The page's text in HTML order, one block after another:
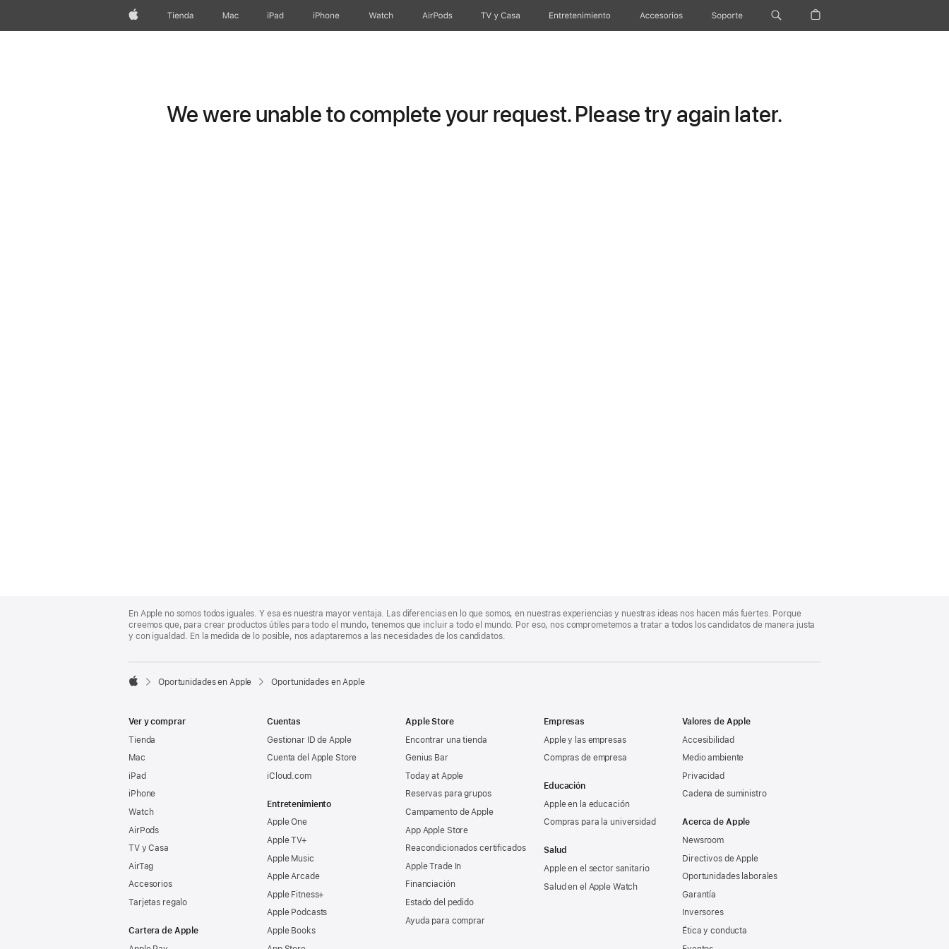
AppleTienda Mac iPad iPhone Watch AirPods TV y Casa Entretenimiento Accesorios Soporte
We were unable to complete your request. Please try again later.
Footer
En Apple no somos todos iguales. Y esa es nuestra mayor ventaja. Las diferencias en lo que somos, en nuestras experiencias y nuestras ideas nos hacen más fuertes. Porque
creemos que, para crear productos útiles para todo el mundo, tenemos que incluir a todo el mundo. Por eso, nos comprometemos a tratar a todos los candidatos de manera justa
y con igualdad. En la medida de lo posible, nos adaptaremos a las necesidades de los candidatos.

Oportunidades en Apple Oportunidades en Apple
Ver y comprar
Tienda
Mac
iPad
iPhone
Watch
AirPods
TV y Casa
AirTag
Accesorios
Tarjetas regalo
Cartera de Apple
Cuentas
Gestionar ID de Apple
Cuenta del Apple Store
iCloud.com
Entretenimiento
Apple One
Apple TV+
Apple Music
Apple Arcade
Apple Fitness+
Apple Podcasts
Apple Books
Apple Store
Encontrar una tienda
Genius Bar
Today at Apple
Reservas para grupos
Campamento de Apple
App Apple Store
Reacondicionados certificados
Apple Trade In
Financiación
Estado del pedido
Ayuda para comprar
Empresas
Apple y las empresas
Compras de empresa
Educación
Apple en la educación
Compras para la universidad
Salud
Apple en el sector sanitario
Salud en el Apple Watch
Valores de Apple
Accesibilidad
Medio ambiente
Privacidad
Cadena de suministro
Acerca de Apple
Newsroom
Directivos de Apple
Oportunidades laborales
Garantía
Inversores
Ética y conducta